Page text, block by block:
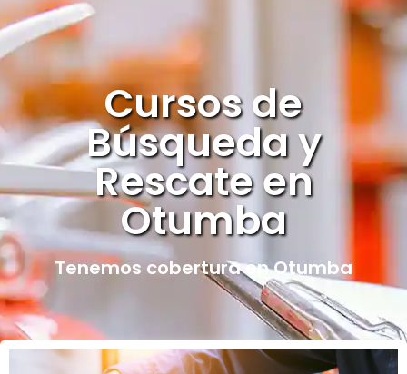
Cursos de
Búsqueda y
Rescate en
Otumba
Tenemos cobertura en Otumba